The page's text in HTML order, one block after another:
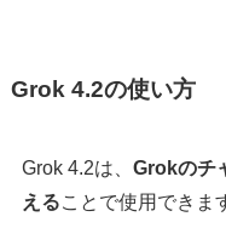
Grok 4.2の使い方
Grok 4.2は、 Grokのチ
えることで使用できま